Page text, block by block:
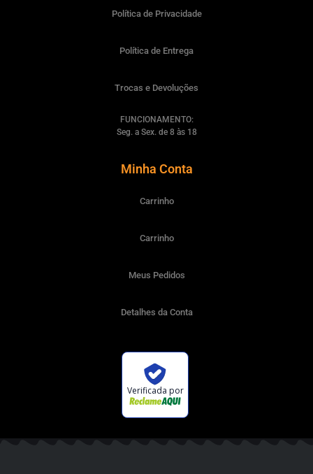
Política de Privacidade
Política de Entrega
Trocas e Devoluções
FUNCIONAMENTO:
Seg. a Sex. de 8 às 18
Minha Conta
Carrinho
Carrinho
Meus Pedidos
Detalhes da Conta
Verificada por